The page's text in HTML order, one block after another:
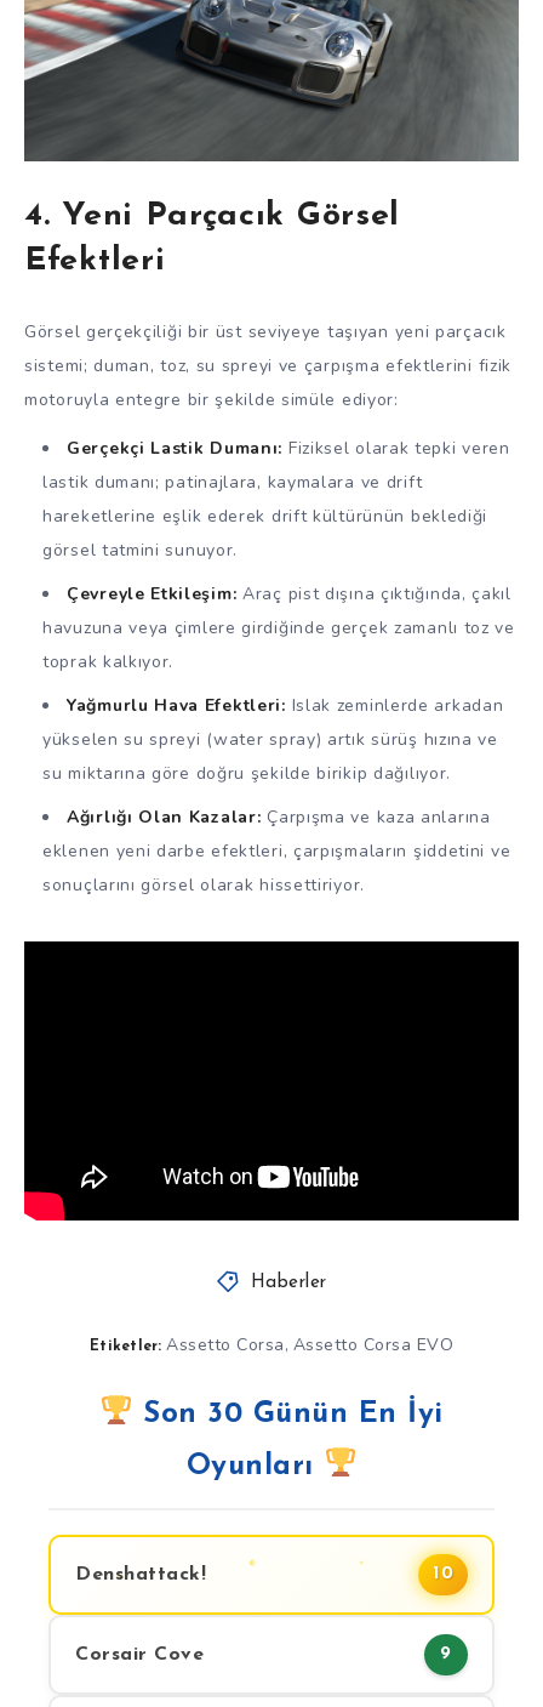
4. Yeni Parçacık Görsel
Efektleri
Görsel gerçekçiliği bir üst seviyeye taşıyan yeni parçacık
sistemi; duman, toz, su spreyi ve çarpışma efektlerini fizik
motoruyla entegre bir şekilde simüle ediyor:
Gerçekçi Lastik Dumanı: Fiziksel olarak tepki veren
lastik dumanı; patinajlara, kaymalara ve drift
hareketlerine eşlik ederek drift kültürünün beklediği
görsel tatmini sunuyor.
Çevreyle Etkileşim: Araç pist dışına çıktığında, çakıl
havuzuna veya çimlere girdiğinde gerçek zamanlı toz ve
toprak kalkıyor.
Yağmurlu Hava Efektleri: Islak zeminlerde arkadan
yükselen su spreyi (water spray) artık sürüş hızına ve
su miktarına göre doğru şekilde birikip dağılıyor.
Ağırlığı Olan Kazalar: Çarpışma ve kaza anlarına
eklenen yeni darbe efektleri, çarpışmaların şiddetini ve
sonuçlarını görsel olarak hissettiriyor.
Haberler
Etiketler: Assetto Corsa, Assetto Corsa EVO
Son 30 Günün En İyi
Oyunları
Denshattack! 10
Corsair Cove 9